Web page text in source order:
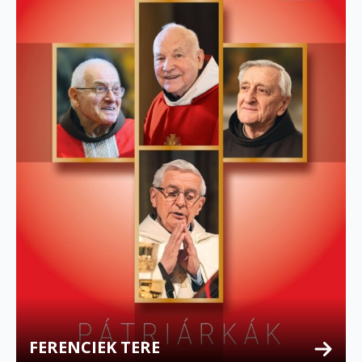
FERENCIEK TERE